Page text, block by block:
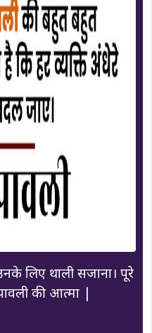
लिए थाली सजाना। पूरे
की आत्मा |